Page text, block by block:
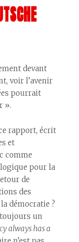
devant
voir l’avenir
pourrait
».
rapport, écrit
et
comme
pour la
de
des
démocratie ?
un
always has a